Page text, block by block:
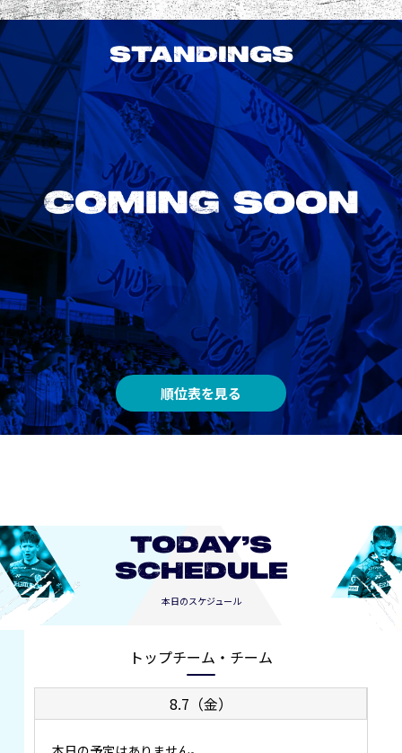
STANDINGS
順位表を見る
TODAY’S
SCHEDULE
本日のスケジュール
トップチーム・チーム
8.7（金）